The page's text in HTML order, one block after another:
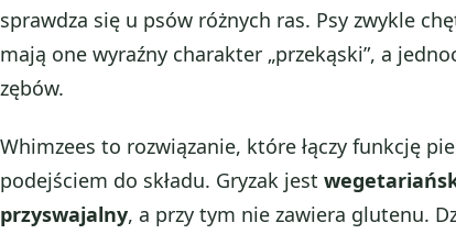
sprawdza się u psów różnych ras. Psy zwykle
mają one wyraźny charakter „przekąski”, a
zębów.
Whimzees to rozwiązanie, które łączy funkcję
podejściem do składu. Gryzak jest
przyswajalny, a przy tym nie zawiera glutenu.